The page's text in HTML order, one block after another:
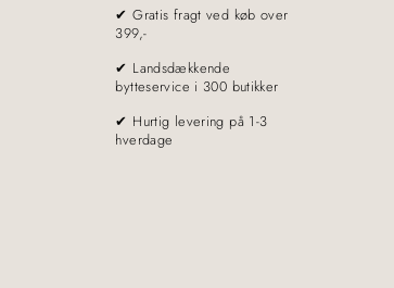
✔ Gratis fragt ved køb over
399,-
✔ Landsdækkende
bytteservice i 300 butikker
✔ Hurtig levering på 1-3
hverdage